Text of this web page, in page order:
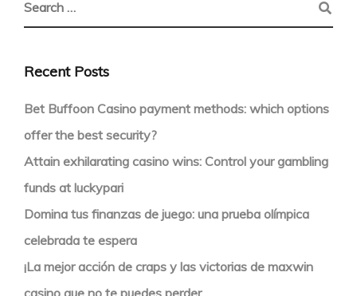
Recent Posts
Bet Buffoon Casino payment methods: which options
offer the best security?
Attain exhilarating casino wins: Control your gambling
funds at luckypari
Domina tus finanzas de juego: una prueba olímpica
celebrada te espera
¡La mejor acción de craps y las victorias de maxwin